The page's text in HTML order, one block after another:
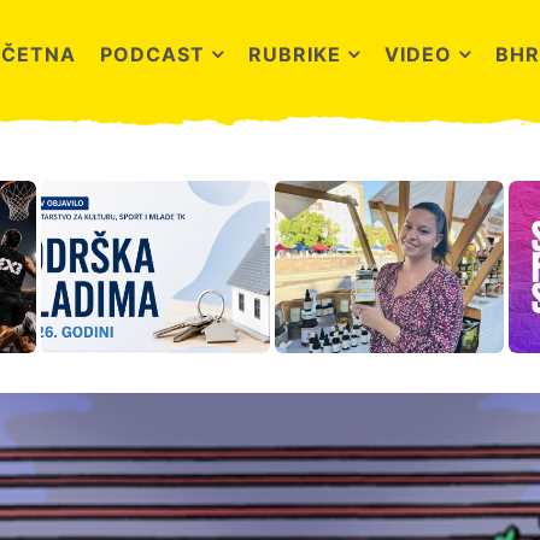
PODCAST RUBRIKE VIDEO